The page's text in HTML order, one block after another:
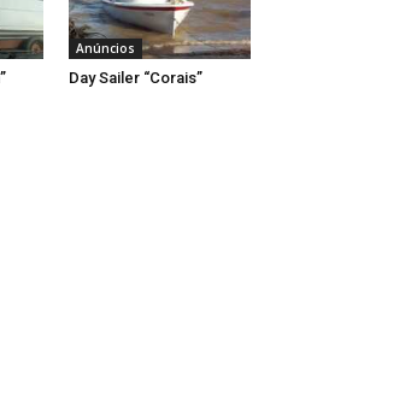
Anúncios
Day Sailer “Corais”